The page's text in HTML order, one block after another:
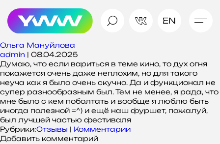
EN
Ольга Мануйлова
admin | 08.04.2025
Думаю, что если вариться в теме кино, то дух огня
покажется очень даже неплохим, но для такого
неуча как я было очень скучно. Да и функционал не
супер разнообразным был. Тем не менее, я рада, что
мне было с кем поболтать и вообще я люблю быть
иногда полезной =^) и ещё наш фуршет, пожалуй,
был лучшей частью фестиваля
Рубрики:Отзывы | Комментарии
Добавить комментарий